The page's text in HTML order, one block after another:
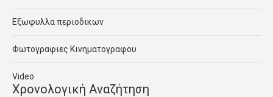
Εξωφυλλα περιοδικων
Φωτογραφιες Κινηματογραφου
Video
Χρονολογική Αναζήτηση